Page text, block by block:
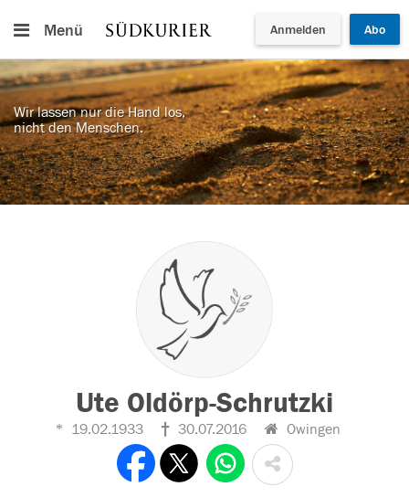
Menü Anmelden Abo
Wir lassen nur die Hand los,
nicht den Menschen.
Ute Oldörp-Schrutzki
19.02.1933 30.07.2016 Owingen